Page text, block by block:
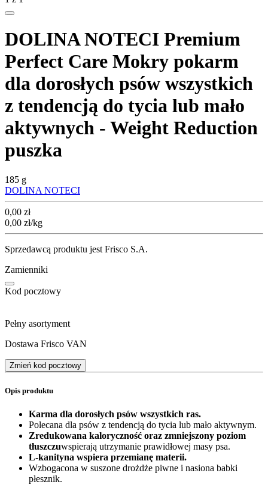
DOLINA NOTECI Premium
Perfect Care Mokry pokarm
dla dorosłych psów wszystkich
z tendencją do tycia lub mało
aktywnych - Weight Reduction
puszka
185 g
DOLINA NOTECI
Cena
0,00 zł
0,00 zł/kg
Sprzedawcą produktu jest Frisco S.A.
Zamienniki
Kod pocztowy
Pełny asortyment
Dostawa Frisco VAN
Zmień kod pocztowy
Opis produktu
Karma dla dorosłych psów wszystkich ras.
Polecana dla psów z tendencją do tycia lub mało aktywnym.
Zredukowana kaloryczność oraz zmniejszony poziom
tłuszczuwspierają utrzymanie prawidłowej masy psa.
L-kanityna wspiera przemianę materii.
Wzbogacona w suszone drożdże piwne i nasiona babki
płesznik.